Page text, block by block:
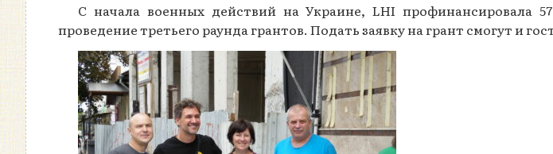
С начала военных действий на Украине, LHI профинансировала
проведение третьего раунда грантов. Подать заявку на грант смогут и